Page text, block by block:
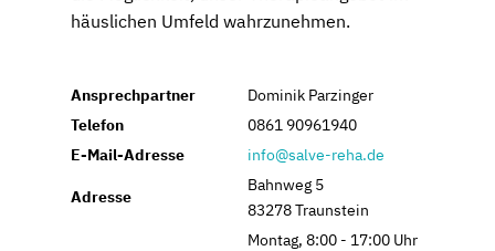
häuslichen Umfeld wahrzunehmen.
Ansprechpartner
Dominik Parzinger
Telefon
0861 90961940
E-Mail-Adresse
info@salve-reha.de
Adresse
Bahnweg 5
83278 Traunstein
Montag, 8:00 - 17:00 Uhr